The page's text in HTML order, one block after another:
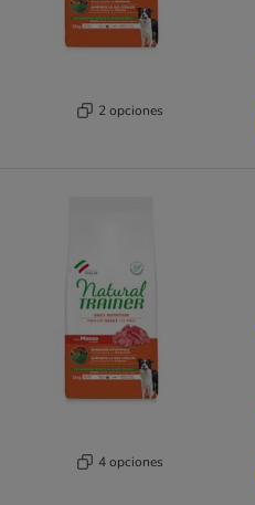
2 opciones
4 opciones